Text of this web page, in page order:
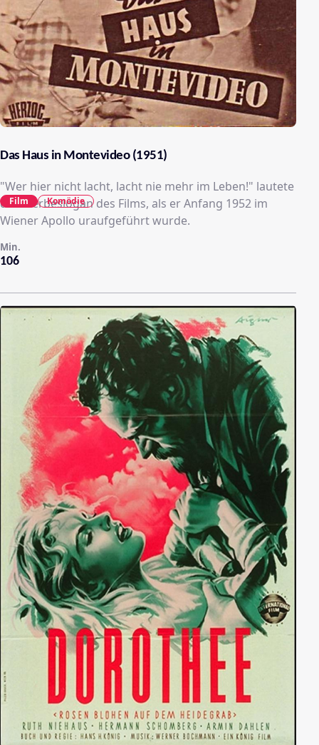
Das Haus in Montevideo (1951)
"Wer hier nicht lacht, lacht nie mehr im Leben!" lautete
der Werbeslogan des Films, als er Anfang 1952 im
Wiener Apollo uraufgeführt wurde.
106
Min.
Film Komödie